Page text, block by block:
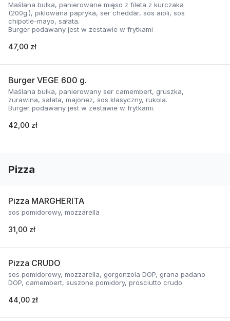
Maślana bułka, panierowane mięso z fileta z kurczaka
(200g.), piklowana papryka, ser cheddar, sos aioli, sos
chipotle-mayo, sałata.
Burger podawany jest w zestawie w frytkami
47,00 zł
Burger VEGE 600 g.
Maślana bułka, panierowany ser camembert, gruszka,
żurawina, sałata, majonez, sos klasyczny, rukola.
Burger podawany jest w zestawie w frytkami.
42,00 zł
Pizza
Pizza MARGHERITA
sos pomidorowy, mozzarella
31,00 zł
Pizza CRUDO
sos pomidorowy, mozzarella, gorgonzola DOP, grana padano
DOP, camembert, suszone pomidory, prosciutto crudo
44,00 zł